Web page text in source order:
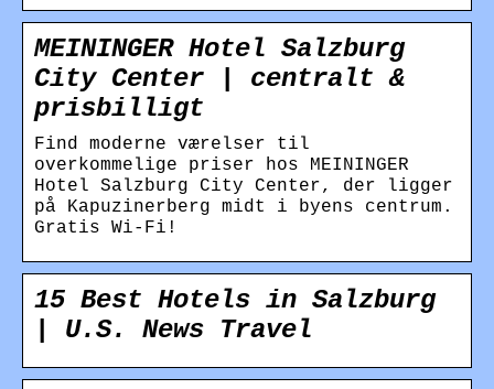
MEININGER Hotel Salzburg
City Center | centralt &
prisbilligt
Find moderne værelser til
overkommelige priser hos MEININGER
Hotel Salzburg City Center, der ligger
på Kapuzinerberg midt i byens centrum.
Gratis Wi-Fi!
15 Best Hotels in Salzburg
| U.S. News Travel